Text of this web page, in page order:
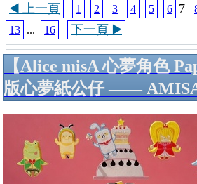
◀️ 上一頁 1 2 3 4 5 6 7
13 ... 16 下一頁 ▶️
【Alice misA 心夢角色
版心夢紙公仔 ——